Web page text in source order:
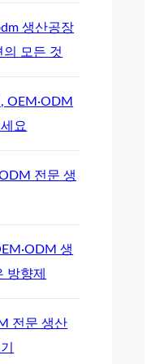
생산공장
모든 것
OEM·ODM
요
전문 생
생
방향제
전문 생산